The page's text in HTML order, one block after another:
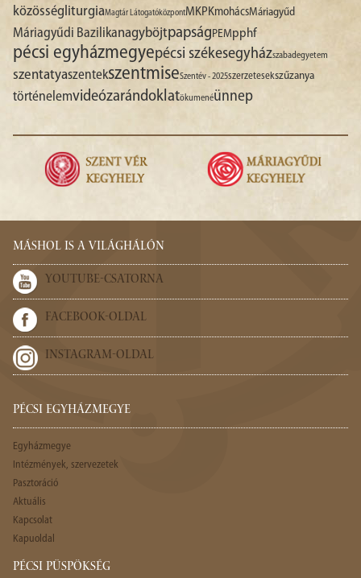
közösség liturgiaMagtár LátogatóközpontMKPKmohácsMáriagyűd
Máriagyűdi Bazilikanagyböjtpapság PEMpphf
pécsi egyházmegyepécsi székesegyházszabadegyetem
szentatyaszentekszentmiseSzentév - 2025szerzetesekszűzanya
történelemvideózarándoklatökumenéünnep
MÁSHOL IS A VILÁGHÁLÓN
YOUTUBE-CSATORNA
FACEBOOK-OLDAL
INSTAGRAM-OLDAL
PÉCSI EGYHÁZMEGYE
Egyházmegye
Intézmények, szervezetek
Pasztoráció
Aktuális
Kapcsolat
Kapuoldal
PÉCSI PÜSPÖKSÉG